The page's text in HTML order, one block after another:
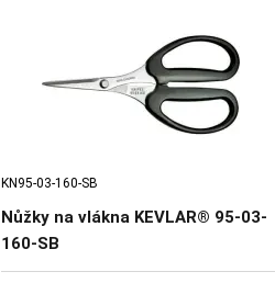
KN95-03-160-SB
Nůžky na vlákna KEVLAR® 95-03-
160-SB